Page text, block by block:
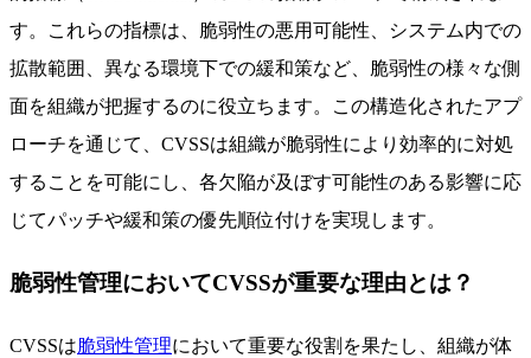
す。これらの指標は、脆弱性の悪用可能性、システム内での
拡散範囲、異なる環境下での緩和策など、脆弱性の様々な側
面を組織が把握するのに役立ちます。この構造化されたアプ
ローチを通じて、CVSSは組織が脆弱性により効率的に対処
することを可能にし、各欠陥が及ぼす可能性のある影響に応
じてパッチや緩和策の優先順位付けを実現します。
脆弱性管理においてCVSSが重要な理由とは？
CVSSは脆弱性管理において重要な役割を果たし、組織が体